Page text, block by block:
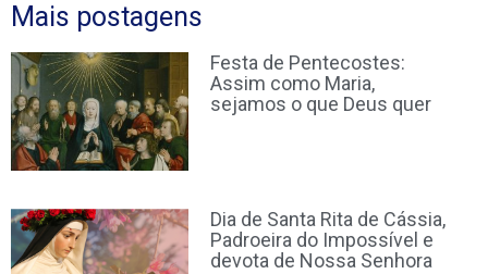
Mais postagens
Festa de Pentecostes:
Assim como Maria,
sejamos o que Deus quer
Dia de Santa Rita de Cássia,
Padroeira do Impossível e
devota de Nossa Senhora